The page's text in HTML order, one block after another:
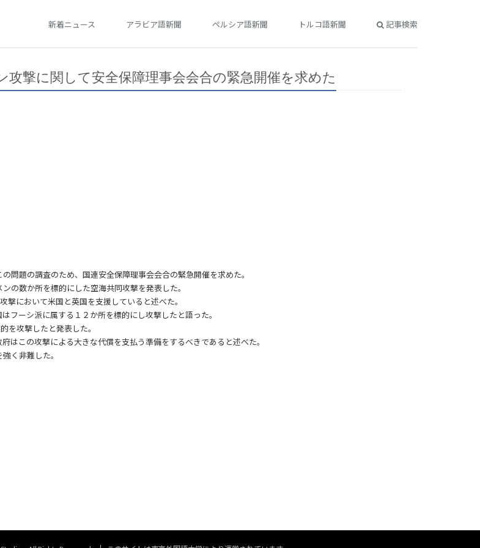
新着ニュース アラビア語新聞 ペルシア語新聞 トルコ語新聞 記事検索
撃に関して安全保障理事会会合の緊急開催を求めた
問題の調査のため、国連安全保障理事会会合の緊急開催を求めた。
の数か所を標的にした空海共同攻撃を発表した。
撃において米国と英国を支援していると述べた。
フーシ派に属する１２か所を標的にし攻撃したと語った。
を攻撃したと発表した。
はこの攻撃による大きな代償を支払う準備をするべきであると述べた。
く非難した。